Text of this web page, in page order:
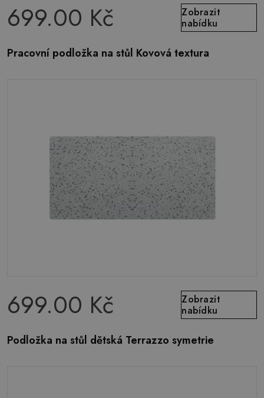
699.00 Kč
Zobrazit
nabídku
Pracovní podložka na stůl Kovová textura
699.00 Kč
Zobrazit
nabídku
Podložka na stůl dětská Terrazzo symetrie